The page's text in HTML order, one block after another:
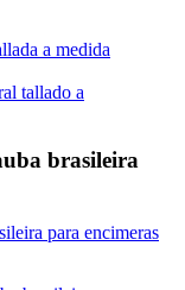
tallado a
brasileira